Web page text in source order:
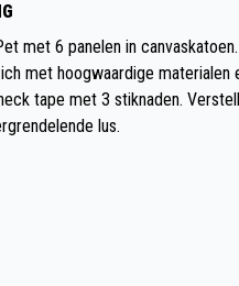
met 6 panelen in
met hoogwaardige materialen
tape met 3 stiknaden.
lus.